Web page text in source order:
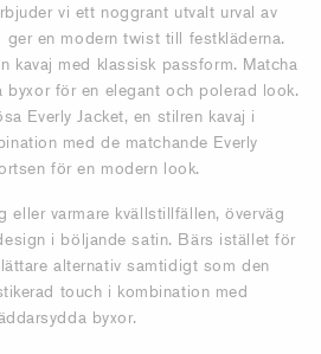
vi ett noggrant utvalt urval av
ger en modern twist till festkläderna.
kavaj med klassisk passform. Matcha
byxor för en elegant och polerad look.
Everly Jacket, en stilren kavaj i
med de matchande Everly
för en modern look.
eller varmare kvällstillfällen, överväg
i böljande satin. Bärs istället för
alternativ samtidigt som den
touch i kombination med
byxor.